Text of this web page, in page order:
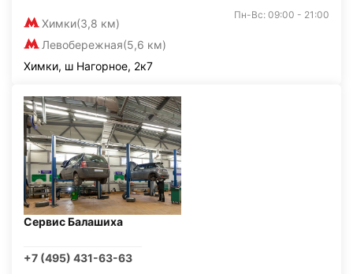
Химки(3,8 км)
Левобережная(5,6 км)
Пн-Вс: 09:00 - 21:00
Химки, ш Нагорное, 2к7
Сервис Балашиха
+7 (495) 431-63-63